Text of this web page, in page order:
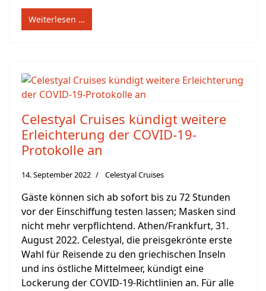
Weiterlesen …
Celestyal Cruises kündigt weitere
Erleichterung der COVID-19-
Protokolle an
14. September 2022 Celestyal Cruises
Gäste können sich ab sofort bis zu 72 Stunden
vor der Einschiffung testen lassen; Masken sind
nicht mehr verpflichtend. Athen/Frankfurt, 31.
August 2022. Celestyal, die preisgekrönte erste
Wahl für Reisende zu den griechischen Inseln
und ins östliche Mittelmeer, kündigt eine
Lockerung der COVID-19-Richtlinien an. Für alle